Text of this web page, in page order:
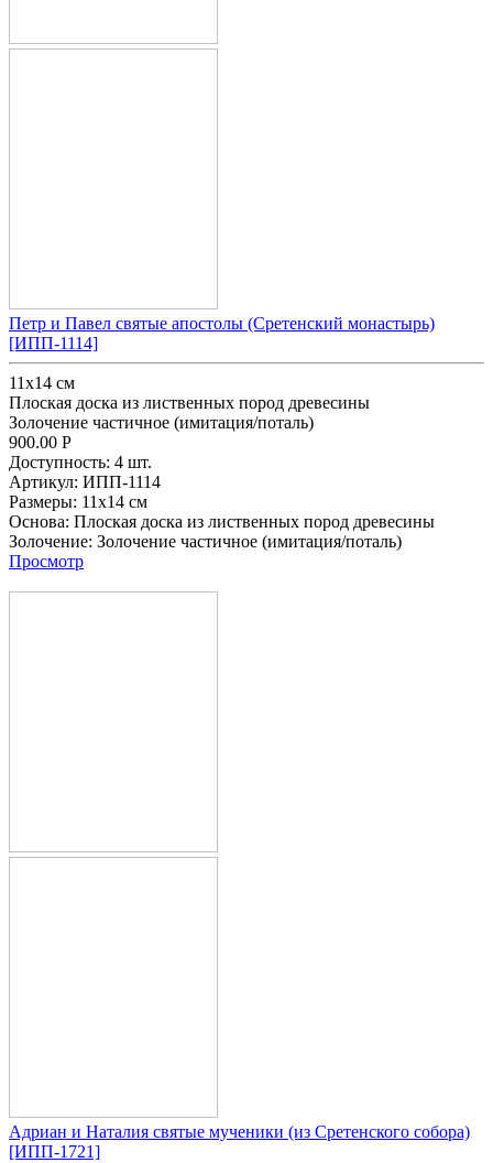
Петр и Павел святые апостолы (Сретенский монастырь)
[ИПП-1114]
11х14 см
Плоская доска из лиственных пород древесины
Золочение частичное (имитация/поталь)
900.00 Р
Доступность: 4 шт.
Артикул: ИПП-1114
Размеры: 11х14 см
Основа: Плоская доска из лиственных пород древесины
Золочение: Золочение частичное (имитация/поталь)
Просмотр
Адриан и Наталия святые мученики (из Сретенского собора)
[ИПП-1721]